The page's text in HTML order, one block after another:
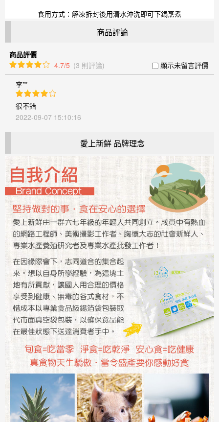
食用方式：解凍拆封後用清水沖洗即可下鍋烹煮
商品評論
商品評價
4.7/5 (3 則評論)
顯示未留言評價
李**
很不錯
2022-09-07 15:10:16
愛上新鮮 品牌理念